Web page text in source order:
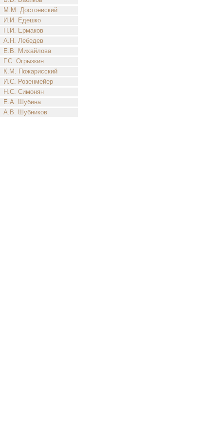
М.М. Достоевский
И.И. Едешко
П.И. Ермаков
А.Н. Лебедев
Е.В. Михайлова
Г.С. Огрызкин
К.М. Пожарисский
И.С. Розенмейер
Н.С. Симонян
Е.А. Шубина
А.В. Шубников